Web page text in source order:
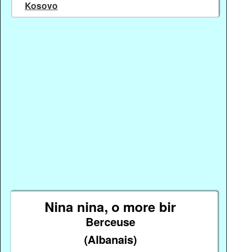
Kosovo
Nina nina, o more bir
Berceuse
(Albanais)